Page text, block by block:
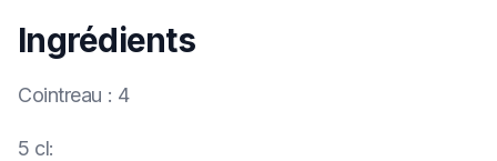
Ingrédients
Cointreau : 4
5 cl: